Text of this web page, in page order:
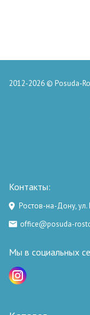
2012-2026 © Posuda-
Контакты:
Ростов-на-Дону,
office@posuda-
Мы в социальных